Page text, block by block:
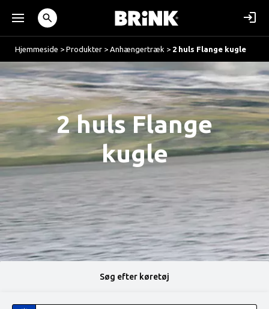
Hjemmeside > Produkter > Anhængertræk > 2 huls Flange kugle
2 huls Flange
kugle
Søg efter køretøj